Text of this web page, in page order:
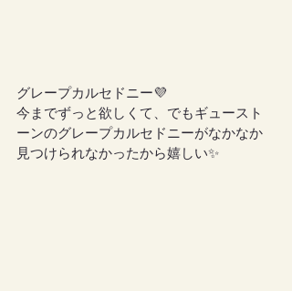
グレープカルセドニー💜
今までずっと欲しくて、でもギュースト
ーンのグレープカルセドニーがなかなか
見つけられなかったから嬉しい✨